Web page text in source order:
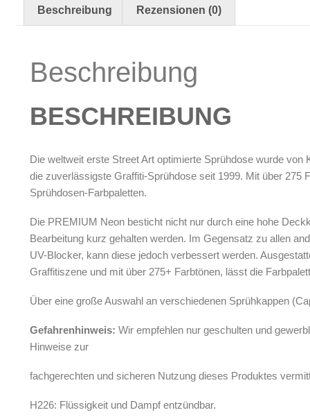
Reinigung & Pflege
Luftreinigung & Filter
Spezialliteratur & Anleitungen
Gutscheine
X
Beschreibung Rezensionen (0)
Beschreibung
BESCHREIBUNG
Die weltweit erste Street Art optimierte Sprühdose wurde
die zuverlässigste Graffiti-Sprühdose seit 1999. Mit über
Sprühdosen-Farbpaletten.
Die PREMIUM Neon besticht nicht nur durch eine hohe
Bearbeitung kurz gehalten werden. Im Gegensatz zu allen
UV-Blocker, kann diese jedoch verbessert werden.
Graffitiszene und mit über 275+ Farbtönen, lässt die
Über eine große Auswahl an verschiedenen Sprühkappen
Gefahrenhinweis: Wir empfehlen nur geschulten und
Hinweise zur
fachgerechten und sicheren Nutzung dieses Produktes
H226: Flüssigkeit und Dampf entzündbar.